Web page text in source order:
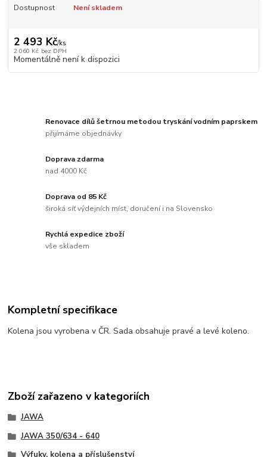
Dostupnost Není skladem
2 493 Kč/ks
2 060 Kč bez DPH
Momentálně není k dispozici
Renovace dílů šetrnou metodou tryskání vodním paprskem
přijímáme objednávky
Doprava zdarma
nad 4000 Kč
Doprava od 85 Kč
široká síť výdejních míst, doručení i na Slovensko
Rychlá expedice zboží
vše skladem
Kompletní specifikace
Kolena jsou vyrobena v ČR. Sada obsahuje pravé a levé koleno.
Zboží zařazeno v kategoriích
JAWA
JAWA 350/634 - 640
Výfuky, kolena a příslušenství